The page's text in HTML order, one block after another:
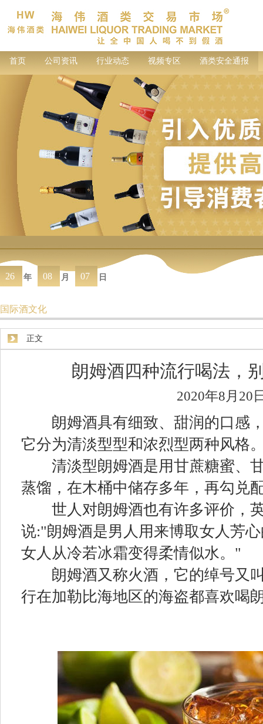
首页 公司资讯 行业动态 视频专区 酒类安全通报
26 年 08 月 07 日
国际酒文化
正文
朗姆酒四种流行喝法，
2020年8月20
朗姆酒具有细致、甜润的口感
它分为清淡型型和浓烈型两种风格
清淡型朗姆酒是用甘蔗糖蜜、
蒸馏，在木桶中储存多年，再勾兑
世人对朗姆酒也有许多评价，英
说:"朗姆酒是男人用来博取女人芳
女人从冷若冰霜变得柔情似水。"
朗姆酒又称火酒，它的绰号又
行在加勒比海地区的海盗都喜欢喝